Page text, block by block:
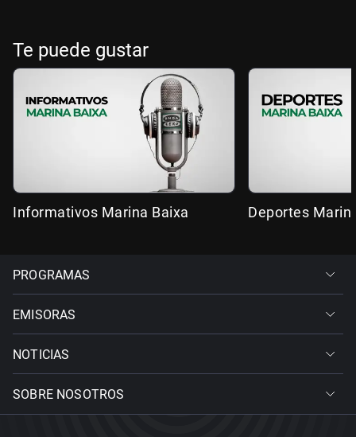
Te puede gustar
Informativos Marina Baixa Deportes
PROGRAMAS
EMISORAS
NOTICIAS
SOBRE NOSOTROS